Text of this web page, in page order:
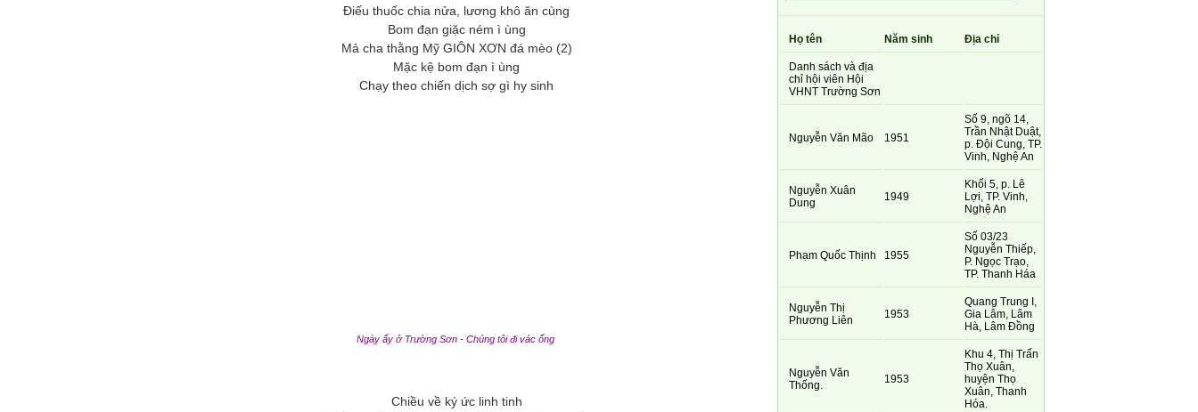
Điếu thuốc chia nửa, lương khô ăn cùng
Bom đạn giặc ném ì ùng
Mả cha thằng Mỹ GIÔN XƠN đá mèo (2)
Mặc kệ bom đạn ì ùng
Chạy theo chiến dịch sợ gì hy sinh
Ngày ấy ở Trường Sơn - Chúng tôi đi vác ống
Chiều về ký ức linh tinh
Họ tên Năm sinh Địa chỉ
Danh sách và địa
chỉ hội viên Hội
VHNT Trường Sơn
Nguyễn Văn Mão 1951
Số 9, ngõ 14,
Trần Nhật Duật,
p. Đội Cung, TP.
Vinh, Nghệ An
Nguyễn Xuân
Dung
1949
Khối 5, p. Lê
Lợi, TP. Vinh,
Nghệ An
Phạm Quốc Thịnh 1955
Số 03/23
Nguyễn Thiếp,
P. Ngọc Trạo,
TP. Thanh Háa
Nguyễn Thị
Phương Liên
1953
Quang Trung I,
Gia Lâm, Lâm
Hà, Lâm Đồng
Nguyễn Văn
Thống.
1953
Khu 4, Thị Trấn
Thọ Xuân,
huyện Thọ
Xuân, Thanh
Hóa.